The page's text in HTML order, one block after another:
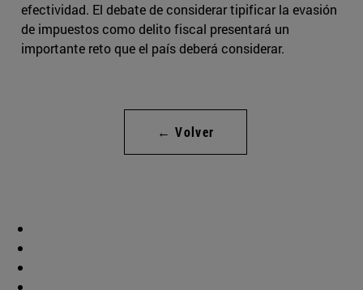
efectividad. El debate de considerar tipificar la evasión
de impuestos como delito fiscal presentará un
importante reto que el país deberá considerar.
← Volver